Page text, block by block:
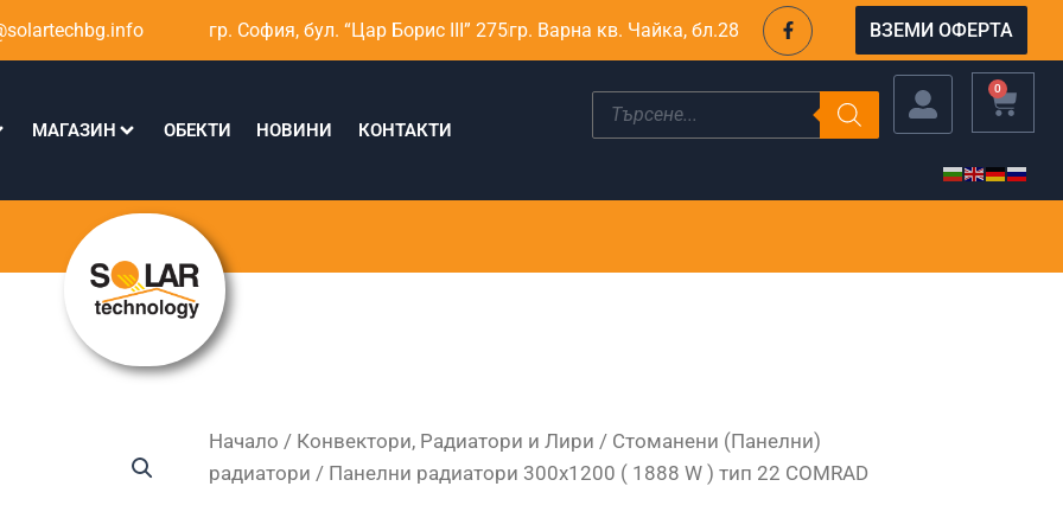
гр. София, бул. “Цар Борис III” 275гр. Варна кв. Чайка, бл.28
F
a
c
e
k
ВЗЕМИ ОФЕРТА
МАГАЗИН ОБЕКТИ НОВИНИ КОНТАКТИ
Products
search
0
CART
Начало / Конвектори, Радиатори и Лири / Стоманени (Панелни)
радиатори / Панелни радиатори 300х1200 ( 1888 W ) тип 22 COMRAD